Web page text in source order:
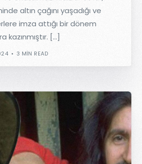
altın çağını yaşadığı ve
imza attığı bir dönem
kazınmıştır. […]
3 MIN READ